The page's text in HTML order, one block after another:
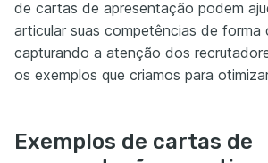
de cartas de apresentação podem
articular suas competências de forma
capturando a atenção dos
os exemplos que criamos para
Exemplos de cartas de